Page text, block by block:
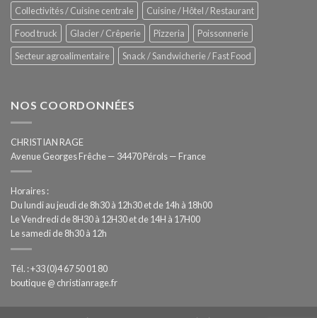
Collectivités / Cuisine centrale
Cuisine / Hôtel / Restaurant
Food truck
Glacier / Crêperie Pizzeria
Poissonnerie
Secteur agroalimentaire
Snack / Sandwicherie / Fast Food
NOS COORDONNÉES
CHRISTIAN RAGE
Avenue Georges Frêche — 34470 Pérols — France
Horaires :
Du lundi au jeudi de 8h30 à 12h30 et de 14h à 18h00
Le Vendredi de 8H30 à 12H30 et de 14H à 17H00
Le samedi de 8h30 à 12h
Tél. : +33 (0)4 67 50 01 80
boutique @ christianrage.fr